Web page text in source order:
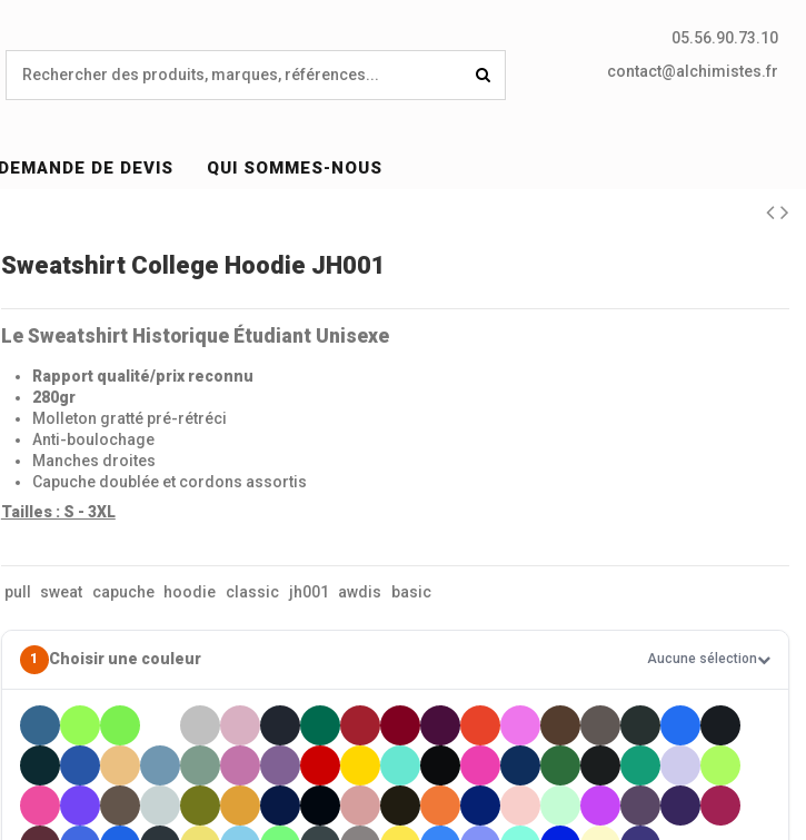
05.56.90.73.10
contact@alchimistes.fr
DEMANDE DE DEVIS QUI SOMMES-NOUS
Sweatshirt College Hoodie JH001
Le Sweatshirt Historique Étudiant Unisexe
Rapport qualité/prix reconnu
280gr
Molleton gratté pré-rétréci
Anti-boulochage
Manches droites
Capuche doublée et cordons assortis
Tailles : S - 3XL
pull sweat capuche hoodie classic jh001 awdis basic
1 Choisir une couleur Aucune sélection